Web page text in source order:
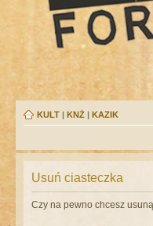
KULT | KNŻ | KAZIK
Usuń ciasteczka
Czy na pewno chcesz